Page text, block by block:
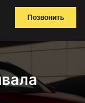
Позвонить